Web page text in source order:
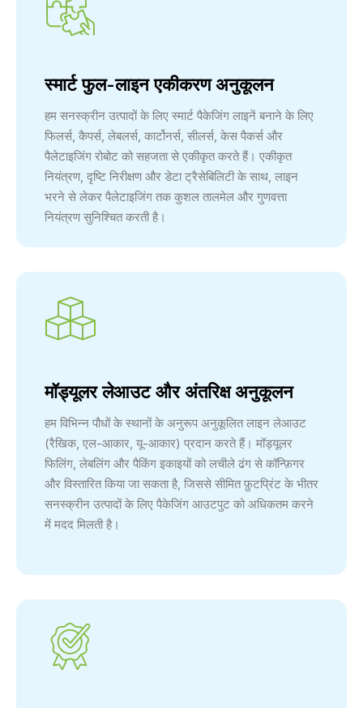
स्मार्ट फुल-लाइन एकीकरण अनुकूलन
हम सनस्क्रीन उत्पादों के लिए स्मार्ट पैकेजिंग लाइनें बनाने के लिए
फिलर्स, कैपर्स, लेबलर्स, कार्टोनर्स, सीलर्स, केस पैकर्स और
पैलेटाइजिंग रोबोट को सहजता से एकीकृत करते हैं। एकीकृत
नियंत्रण, दृष्टि निरीक्षण और डेटा ट्रैसेबिलिटी के साथ, लाइन
भरने से लेकर पैलेटाइजिंग तक कुशल तालमेल और गुणवत्ता
नियंत्रण सुनिश्चित करती है।
मॉड्यूलर लेआउट और अंतरिक्ष अनुकूलन
हम विभिन्न पौधों के स्थानों के अनुरूप अनुकूलित लाइन लेआउट
(रैखिक, एल-आकार, यू-आकार) प्रदान करते हैं। मॉड्यूलर
फिलिंग, लेबलिंग और पैकिंग इकाइयों को लचीले ढंग से कॉन्फ़िगर
और विस्तारित किया जा सकता है, जिससे सीमित फ़ुटप्रिंट के भीतर
सनस्क्रीन उत्पादों के लिए पैकेजिंग आउटपुट को अधिकतम करने
में मदद मिलती है।